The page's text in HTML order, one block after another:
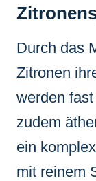
Durch das
Zitronen
werden
zudem
ein
mit reinem